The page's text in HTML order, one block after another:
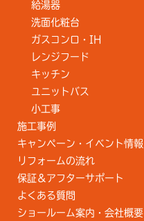
給湯器
洗面化粧台
ガスコンロ・IH
レンジフード
キッチン
ユニットバス
小工事
施工事例
キャンペーン・イベント情報
リフォームの流れ
保証＆アフターサポート
よくある質問
ショールーム案内・会社概要